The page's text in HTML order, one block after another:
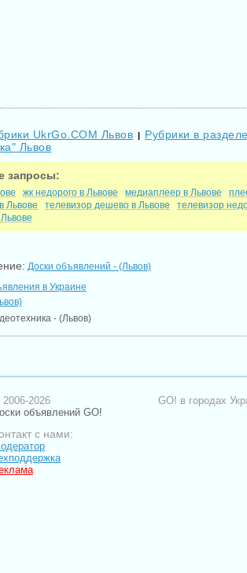
UkrGo.COM Львов | Рубрики в
Львов
запросы:
жк недорого в Львове медиаплеер в Львове
Львове
телевизор дешево в Львове
телевизор
Доски объявлений - (Львов)
в Украине
- (Львов)
2026
объявлений GO!
с нами:
GO! в городах